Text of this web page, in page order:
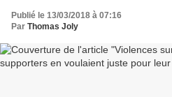
Publié le 13/03/2018 à 07:16
Par Thomas Joly